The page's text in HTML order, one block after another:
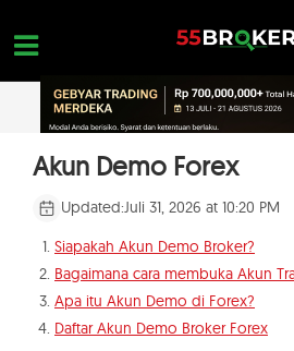
content
HOME
REVIEW BROKER FOREX
BROKER YANG HARUS DIHINDARI
EDUKASI FOREX
PERTANYAAN TRADER
Akun Demo Forex
Updated:Juli 31, 2026 at 10:20 PM
Siapakah Akun Demo Broker?
Bagaimana cara membuka Akun
Apa itu Akun Demo di Forex?
Daftar Akun Demo Broker Forex